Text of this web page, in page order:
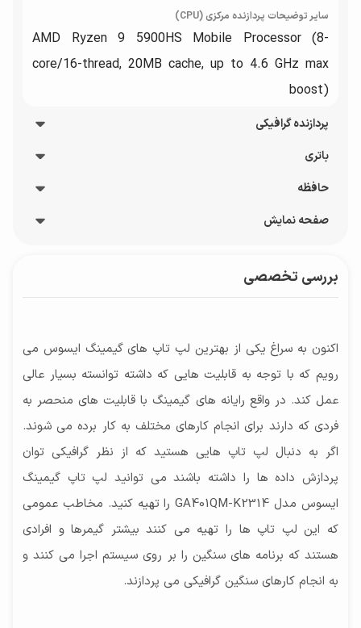
سایر توضیحات پردازنده مرکزی (CPU)
AMD Ryzen 9 5900HS Mobile Processor (8-
core/16-thread, 20MB cache, up to 4.6 GHz max
boost)
پردازنده گرافیکی
سازنده پردازنده گرافیکی
NVIDIA
نوع پردازنده گرافیکی
GeForce RTX 3060
NVIDIA GeForce RTX 3060 GDDR۶ Laptop GPU
حافظه اختصاصی پردازنده گرافیکی
ندارد
باتری
ظرفیت باتری
42 وات ساعت
حافظه
نوع حافظه RAM
ظرفیت حافظه SSD
1 ترابایت حافظه از نوع SSD NVMe (درایو حالت
جامد) (Solid State Drive), SSD
سایر توضیحات حافظه RAM
16GB DDR4 SO-DIMM
صفحه نمایش
مات
پیکسل QHD - 2560×1440
120.0 هرتز
WQHD (2560 x 1440) 16:9 120Hz زاویه نمایش
170/170 شدت روشنایی 300 نیت کنتراست 1000:1
بررسی تخصصی
اکنون به سراغ یکی از بهترین لپ تاپ های گیمینگ ایسوس می
رویم که با توجه به قابلیت هایی که داشته توانسته بسیار عالی
عمل کند. در واقع رایانه های گیمینگ با قابلیت های منحصر به
فردی که دارند برای انجام کارهای مختلف به کار برده می شوند.
اگر به دنبال لپ تاپ هایی هستید که از نظر گرافیکی توان
پردازش داده ها را داشته باشند می توانید لپ تاپ گیمینگ
ایسوس مدل GA401QM-K2314 را تهیه کنید. مخاطب عمومی
که این لپ تاپ ها را تهیه می کنند بیشتر گیمرها و افرادی
هستند که برنامه های سنگین را بر روی سیستم اجرا می کنند و
به انجام کارهای سنگین گرافیکی می پردازند.